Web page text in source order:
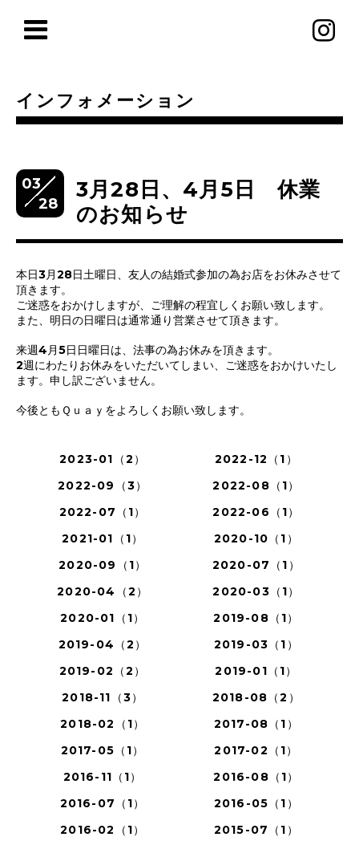
インフォメーション
03
28
3月28日、4月5日 休業
のお知らせ
本日3月28日土曜日、友人の結婚式参加の為お店をお休みさせて
頂きます。
ご迷惑をおかけしますが、ご理解の程宜しくお願い致します。
また、明日の日曜日は通常通り営業させて頂きます。
来週4月5日日曜日は、法事の為お休みを頂きます。
2週にわたりお休みをいただいてしまい、ご迷惑をおかけいたし
ます。申し訳ございません。
今後ともＱｕａｙをよろしくお願い致します。
2023-01（2）
2022-12（1）
2022-09（3）
2022-08（1）
2022-07（1）
2022-06（1）
2021-01（1）
2020-10（1）
2020-09（1）
2020-07（1）
2020-04（2）
2020-03（1）
2020-01（1）
2019-08（1）
2019-04（2）
2019-03（1）
2019-02（2）
2019-01（1）
2018-11（3）
2018-08（2）
2018-02（1）
2017-08（1）
2017-05（1）
2017-02（1）
2016-11（1）
2016-08（1）
2016-07（1）
2016-05（1）
2016-02（1）
2015-07（1）